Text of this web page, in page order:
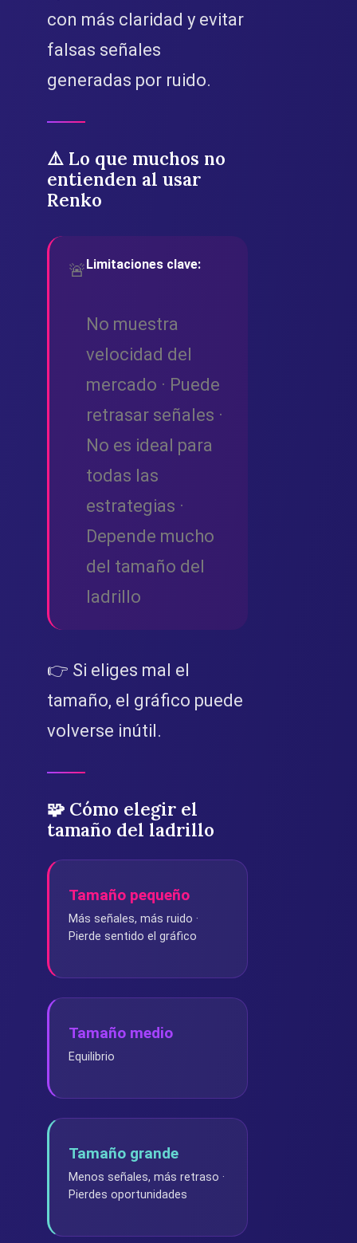
con más claridad y evitar
falsas señales
generadas por ruido.
⚠️ Lo que muchos no
entienden al usar
Renko
🚨Limitaciones clave:
No muestra
velocidad del
mercado · Puede
retrasar señales ·
No es ideal para
todas las
estrategias ·
Depende mucho
del tamaño del
ladrillo
👉 Si eliges mal el
tamaño, el gráfico puede
volverse inútil.
🧩 Cómo elegir el
tamaño del ladrillo
Tamaño pequeño
Más señales, más ruido ·
Pierde sentido el gráfico
Tamaño medio
Equilibrio
Tamaño grande
Menos señales, más retraso ·
Pierdes oportunidades